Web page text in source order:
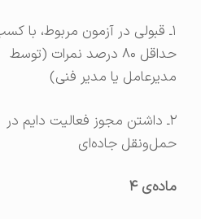
۱ـ قبولی در آزمون مربوط، با کسب
حداقل ۸۰ درصد نمرات (توسط
مدیرعامل یا مدیر فنی)
۲ـ داشتن مجوز فعالیت دایم در
حمل‌ونقل جاده‌ای
ماده‌ی۴